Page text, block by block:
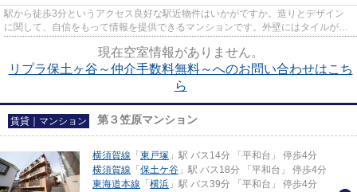
駅から徒歩3分というアクセス良好な駅近物件はいかがですか。造りとデザイン
に関して、自信をもって情報を提供できるマンションです。外壁にはタイルが張
現在空室情報がありません。
リプラ保土ヶ谷～仲介手数料無料～へのお問い合わせはこち
ら
賃貸｜マンション 第３笠原マンション
横須賀線 「 東戸塚 」駅 バス14分 「平和台」 停歩4分
横須賀線 「 保土ケ谷 」駅 バス18分 「平和台」 停歩4分
東海道本線 「 横浜 」駅 バス39分 「平和台」 停歩4分